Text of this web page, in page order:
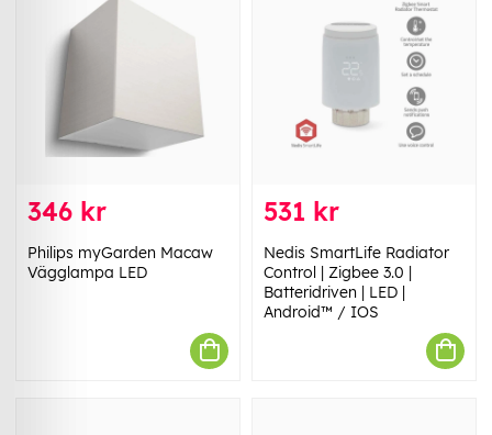
346 kr
Philips myGarden Macaw
Vägglampa LED
531 kr
Nedis SmartLife Radiator
Control | Zigbee 3.0 |
Batteridriven | LED |
Android™ / IOS